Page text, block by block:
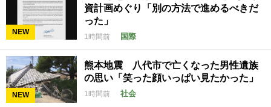
NEW
資計画めぐり「別の方法で進めるべきだ
った」
1時間前 国際
NEW
熊本地震 八代市で亡くなった男性遺族
の思い「笑った顔いっぱい見たかった」
1時間前 社会